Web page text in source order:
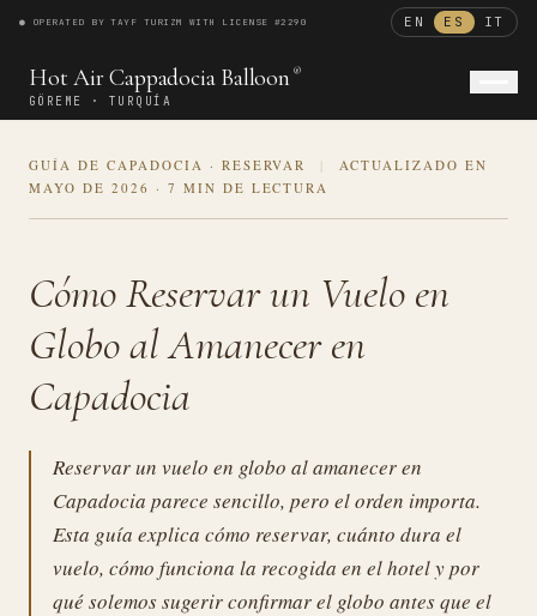
● OPERATED BY TAYF TURIZM WITH LICENSE #2290 EN ES IT
Hot Air Cappadocia Balloon ®
GÖREME · TURQUÍA
®
ENGLISH ESPAÑOL ITALIANO
GUÍA DE CAPADOCIA · RESERVAR
ACTUALIZADO EN
MAYO DE 2026 · 7 MIN DE LECTURA
Cómo Reservar un Vuelo en
Globo al Amanecer en
Capadocia
Reservar un vuelo en globo al amanecer en
Capadocia parece sencillo, pero el orden importa.
Esta guía explica cómo reservar, cuánto dura el
vuelo, cómo funciona la recogida en el hotel y por
qué solemos sugerir confirmar el globo antes que el